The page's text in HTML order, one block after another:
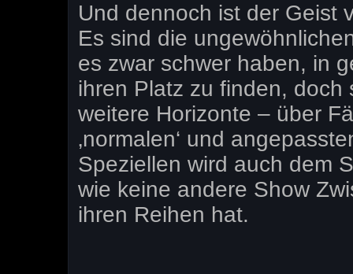
Und dennoch ist der Geist
Es sind die
es zwar schwer haben, in
ihren Platz zu finden,
weitere Horizonte – über
‚normalen‘ und
Speziellen wird auch dem
wie keine andere Show
ihren Reihen hat.